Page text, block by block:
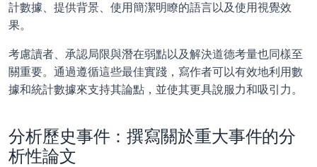
計數據、提供背景、使用簡潔明瞭的語言以及使用視覺效
果。
考慮讀者、承認局限與潛在弱點以及解決道德考量也同樣至
關重要。通過遵循這些最佳實踐，寫作者可以有效地利用數
據和統計數據來支持其論點，並使其更具說服力和吸引力。
分析歷史事件：撰寫關於重大事件的分
析性論文